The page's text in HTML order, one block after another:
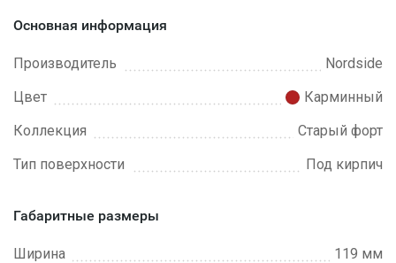
Основная информация
Производитель
Nordside
Цвет
Карминный
Коллекция
Старый форт
Тип поверхности
Под кирпич
Габаритные размеры
Ширина
119 мм